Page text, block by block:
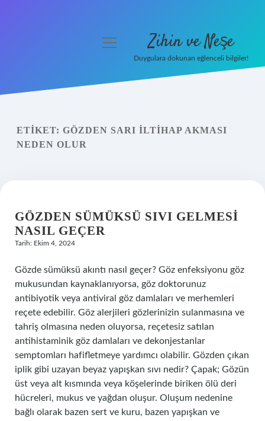
Yasal Uyarı
menüyü
Zihin ve Neşe
Duygulara dokunan eğlenceli bilgiler!
ETIKET: GÖZDEN SARI ILTIHAP AKMASI
NEDEN OLUR
GÖZDEN SÜMÜKSÜ SIVI GELMESI
NASIL GEÇER
Tarih: Ekim 4, 2024
Gözde sümüksü akıntı nasıl geçer? Göz enfeksiyonu göz
mukusundan kaynaklanıyorsa, göz doktorunuz
antibiyotik veya antiviral göz damlaları ve merhemleri
reçete edebilir. Göz alerjileri gözlerinizin sulanmasına ve
tahriş olmasına neden oluyorsa, reçetesiz satılan
antihistaminik göz damlaları ve dekonjestanlar
semptomları hafifletmeye yardımcı olabilir. Gözden çıkan
iplik gibi uzayan beyaz yapışkan sıvı nedir? Çapak; Gözün
üst veya alt kısmında veya köşelerinde biriken ölü deri
hücreleri, mukus ve yağdan oluşur. Oluşum nedenine
bağlı olarak bazen sert ve kuru, bazen yapışkan ve